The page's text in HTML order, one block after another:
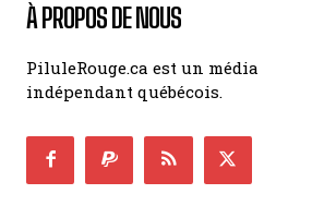
À PROPOS DE NOUS
PiluleRouge.ca est un média
indépendant québécois.